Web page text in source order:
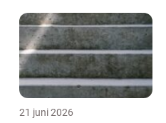
21 juni 2026